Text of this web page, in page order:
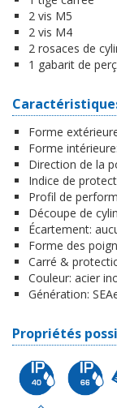
2 vis M5
2 vis M4
2 rosaces de
1 gabarit de
Forme
Forme intérieure:
Direction de la
Indice de
Profil de
Découpe de
Écartement:
Forme des
Carré &
Couleur: acier
Génération:
Propriétés